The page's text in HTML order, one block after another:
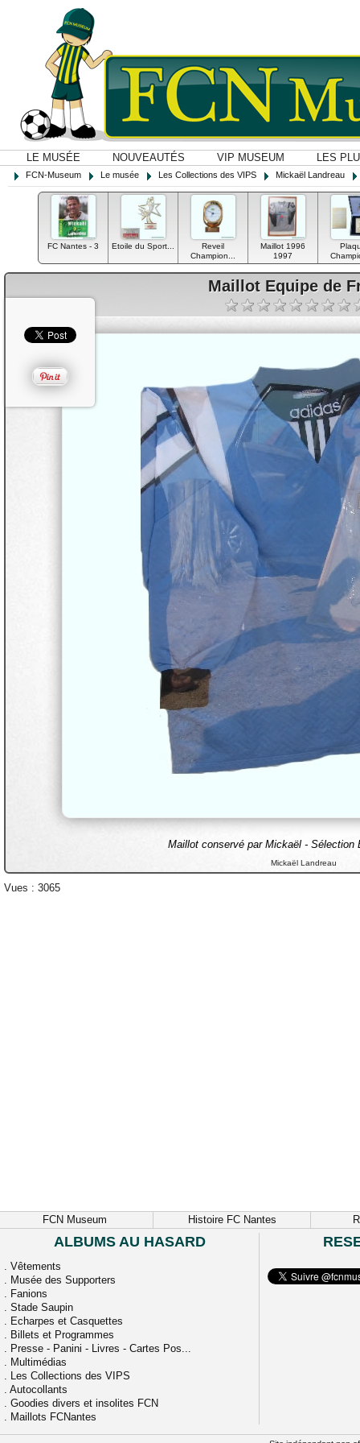
LE MUSÉE NOUVEAUTÉS VIP MUSEUM LES
FCN-Museum Le musée Les Collections des VIPS Mickaël Landreau
FC Nantes - 3 Etoile du Sport...
Reveil
Champion...
Maillot 1996
1997
Maillot Equipe de
Maillot conservé par Mickaël - Sélection
Mickaël Landreau
Vues : 3065
FCN Museum Histoire FC Nantes
ALBUMS AU HASARD
. Vêtements
. Musée des Supporters
. Fanions
. Stade Saupin
. Echarpes et Casquettes
. Billets et Programmes
. Presse - Panini - Livres - Cartes Pos...
. Multimédias
. Les Collections des VIPS
. Autocollants
. Goodies divers et insolites FCN
. Maillots FCNantes